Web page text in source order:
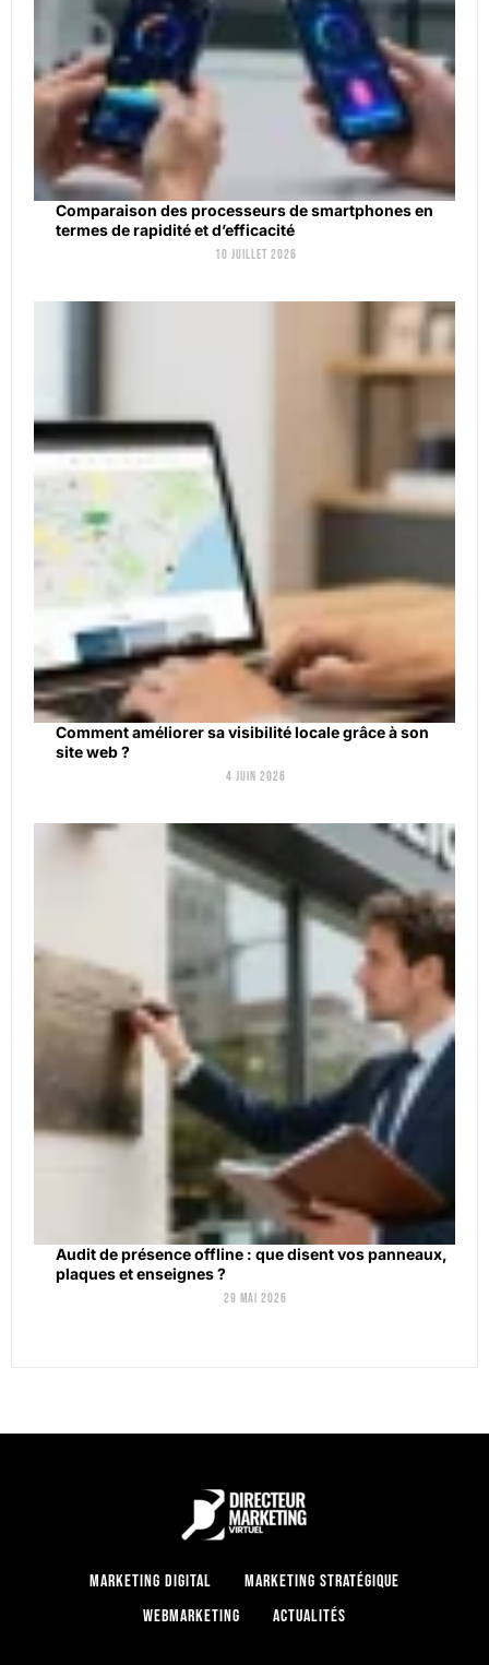
Comparaison des processeurs de smartphones en
termes de rapidité et d’efficacité
10 juillet 2026
Comment améliorer sa visibilité locale grâce à son
site web ?
4 juin 2026
Audit de présence offline : que disent vos panneaux,
plaques et enseignes ?
29 mai 2026
Marketing digital
Marketing stratégique
Webmarketing
Actualités